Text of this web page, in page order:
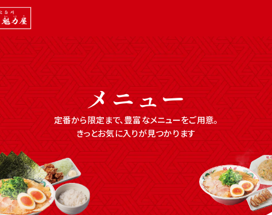
メニュー
定番から限定まで、豊富なメニューをご用意。
きっとお気に入りが見つかります